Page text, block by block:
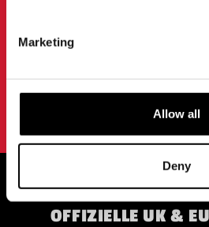
Marketing
Allow all
Deny
Mit der Anmeldung zu unserem
Datenschutzbestimmungen
OFFIZIELLE UK &